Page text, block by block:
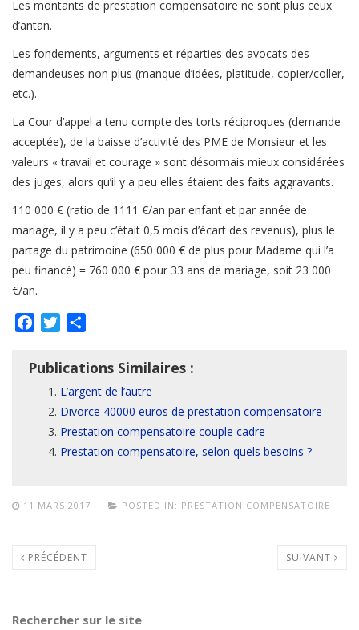
Les montants de prestation compensatoire ne sont plus ceux
d’antan.
Les fondements, arguments et réparties des avocats des
demandeuses non plus (manque d’idées, platitude, copier/coller,
etc.).
La Cour d’appel a tenu compte des torts réciproques (demande
acceptée), de la baisse d’activité des PME de Monsieur et les
valeurs « travail et courage » sont désormais mieux considérées
des juges, alors qu’il y a peu elles étaient des faits aggravants.
110 000 € (ratio de 1111 €/an par enfant et par année de
mariage, il y a peu c’était 0,5 mois d’écart des revenus), plus le
partage du patrimoine (650 000 € de plus pour Madame qui l’a
peu financé) = 760 000 € pour 33 ans de mariage, soit 23 000
€/an.
FacebookTwitter
Publications Similaires :
L’argent de l’autre
Divorce 40000 euros de prestation compensatoire
Prestation compensatoire couple cadre
Prestation compensatoire, selon quels besoins ?
11 MARS 2017 POSTED IN: PRESTATION COMPENSATOIRE
PRÉCÉDENT SUIVANT
Rechercher sur le site